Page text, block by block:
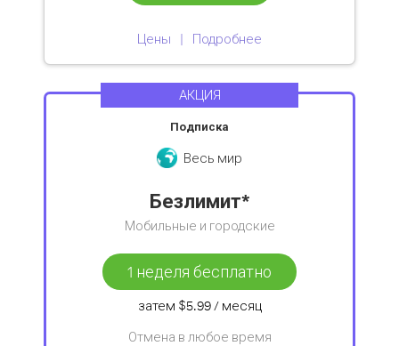
Цены Подробнее
АКЦИЯ
Подписка
Весь мир
Безлимит*
Мобильные и городские
1 неделя бесплатно
затем $5.99/ месяц
Отмена в любое время